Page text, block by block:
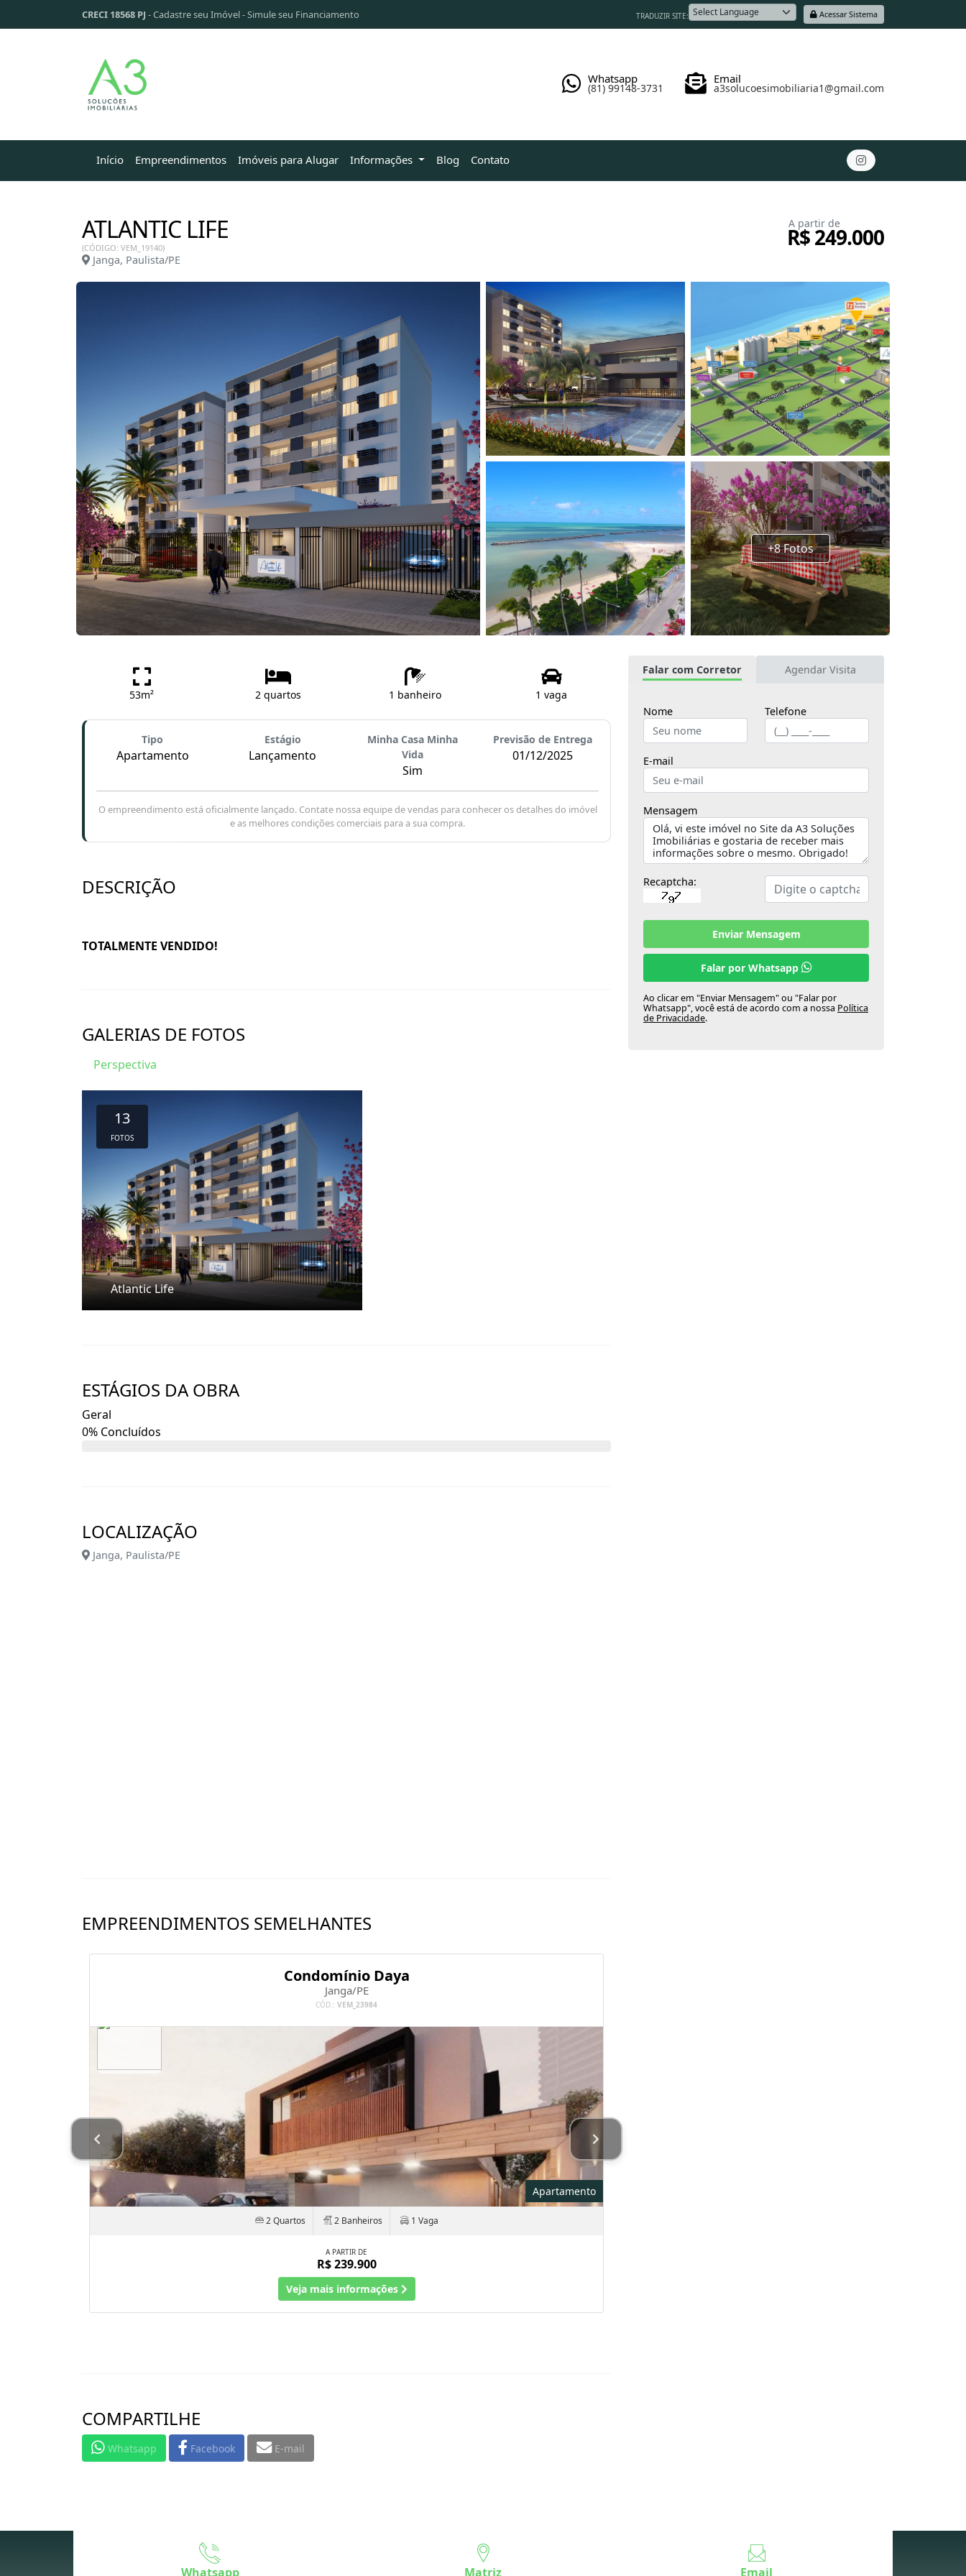
CRECI 18568 PJ -Cadastre seu Imóvel-Simule seu Financiamento Acessar Sistema
TRADUZIR SITE:
Email
a3solucoesimobiliaria1@gmail.com
Whatsapp
(81) 99148-3731
Início Empreendimentos Imóveis para Alugar Informações Blog Contato
ATLANTIC LIFE
(CÓDIGO: VEM_19140)
Janga, Paulista/PE
A partir de
R$ 249.000
+8 Fotos
53m² 2 quartos 1 banheiro 1 vaga
Tipo
Apartamento
Estágio
Lançamento
Minha Casa Minha
Vida
Sim
Previsão de Entrega
01/12/2025
O empreendimento está oficialmente lançado. Contate nossa equipe de vendas para conhecer os detalhes do imóvel
e as melhores condições comerciais para a sua compra.
DESCRIÇÃO
TOTALMENTE VENDIDO!
GALERIAS DE FOTOS
Perspectiva
Atlantic Life
13
FOTOS
ESTÁGIOS DA OBRA
Geral
0% Concluídos
LOCALIZAÇÃO
Janga, Paulista/PE
EMPREENDIMENTOS SEMELHANTES
Condomínio Daya
Janga/PE
CÓD.: VEM_23984
Apartamento
2 Quartos 2 Banheiros 1 Vaga
A PARTIR DE
R$ 239.900
Veja mais informações
COMPARTILHE
Whatsapp Facebook E-mail
Falar com Corretor Agendar Visita
Nome Telefone
E-mail
Mensagem
Recaptcha:
Enviar Mensagem
Falar por Whatsapp
Ao clicar em "Enviar Mensagem" ou "Falar por
Whatsapp", você está de acordo com a nossa Política
de Privacidade.
Whatsapp Matriz Email